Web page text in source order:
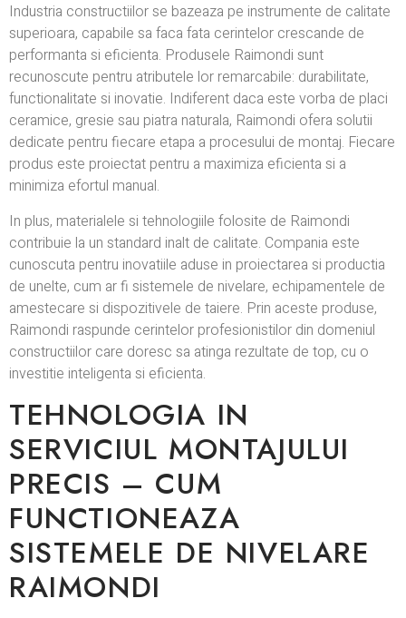
Industria constructiilor se bazeaza pe instrumente de calitate
superioara, capabile sa faca fata cerintelor crescande de
performanta si eficienta. Produsele Raimondi sunt
recunoscute pentru atributele lor remarcabile: durabilitate,
functionalitate si inovatie. Indiferent daca este vorba de placi
ceramice, gresie sau piatra naturala, Raimondi ofera solutii
dedicate pentru fiecare etapa a procesului de montaj. Fiecare
produs este proiectat pentru a maximiza eficienta si a
minimiza efortul manual.
In plus, materialele si tehnologiile folosite de Raimondi
contribuie la un standard inalt de calitate. Compania este
cunoscuta pentru inovatiile aduse in proiectarea si productia
de unelte, cum ar fi sistemele de nivelare, echipamentele de
amestecare si dispozitivele de taiere. Prin aceste produse,
Raimondi raspunde cerintelor profesionistilor din domeniul
constructiilor care doresc sa atinga rezultate de top, cu o
investitie inteligenta si eficienta.
TEHNOLOGIA IN
SERVICIUL MONTAJULUI
PRECIS – CUM
FUNCTIONEAZA
SISTEMELE DE NIVELARE
RAIMONDI